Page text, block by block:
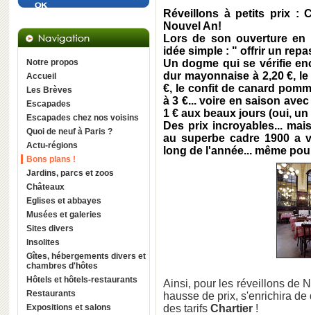
Notre propos
Accueil
Les Brèves
Escapades
Escapades chez nos voisins
Quoi de neuf à Paris ?
Actu-régions
Bons plans !
Jardins, parcs et zoos
Châteaux
Eglises et abbayes
Musées et galeries
Sites divers
Insolites
Gîtes, hébergements divers et
chambres d'hôtes
Hôtels et hôtels-restaurants
Restaurants
Expositions et salons
Réveillons à petits prix :
Nouvel An!
Lors de son ouverture en
idée simple : " offrir un
Un dogme qui se vérifie
dur mayonnaise à 2,20 €,
€, le confit de canard
à 3 €... voire en saison
1 € aux beaux jours (oui,
Des prix incroyables...
au superbe cadre 1900 a
long de l'année... même
Ainsi, pour les réveillons de
hausse de prix, s'enrichira
des tarifs Chartier !